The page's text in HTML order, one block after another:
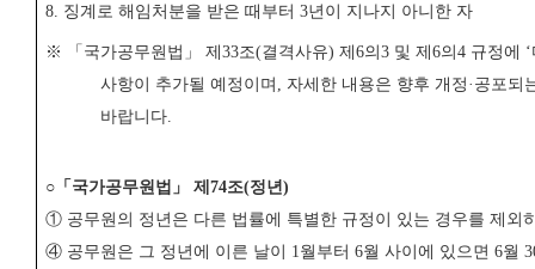
8. 징계로 해임처분을 받은 때부터 3년이 지나지 아니한 자
※ 「 국가공무원법 」 제33조(결격사유) 제6의3 및 제6의4 규정에 ‘
사항이 추가될 예정이며
자세한 내용은 향후 개정 · 공포되
바랍니다.
○「 국가공무원법 」 제 74조(정년 )
① 공무원의 정년은 다른 법률에 특별한 규정이 있는 경우를 제외
④ 공무원은 그 정년에 이른 날이 1 월부터 6월 사이에 있으면 6월